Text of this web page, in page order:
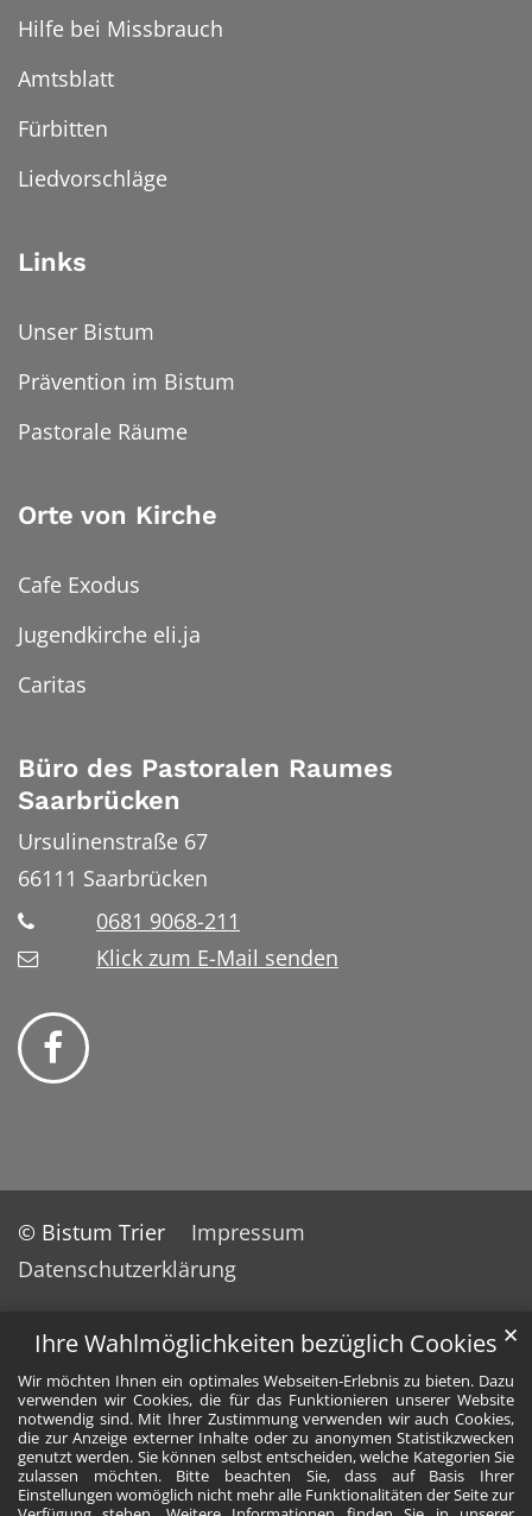
Ihre Wahlmöglichkeiten bezüglich Cookies
Wir möchten Ihnen ein optimales Webseiten-Erlebnis zu bieten. Dazu
verwenden wir Cookies, die für das Funktionieren unserer Website
notwendig sind. Mit Ihrer Zustimmung verwenden wir auch Cookies,
die zur Anzeige externer Inhalte oder zu anonymen Statistikzwecken
genutzt werden. Sie können selbst entscheiden, welche Kategorien Sie
zulassen möchten. Bitte beachten Sie, dass auf Basis Ihrer
Einstellungen womöglich nicht mehr alle Funktionalitäten der Seite zur
✕
Hilfe bei Missbrauch
Amtsblatt
Fürbitten
Liedvorschläge
Links
Unser Bistum
Prävention im Bistum
Pastorale Räume
Orte von Kirche
Cafe Exodus
Jugendkirche eli.ja
Caritas
Büro des Pastoralen Raumes
Saarbrücken
Ursulinenstraße 67
66111 Saarbrücken
0681 9068-211
Klick zum E-Mail senden
© Bistum Trier
Impressum
Datenschutzerklärung